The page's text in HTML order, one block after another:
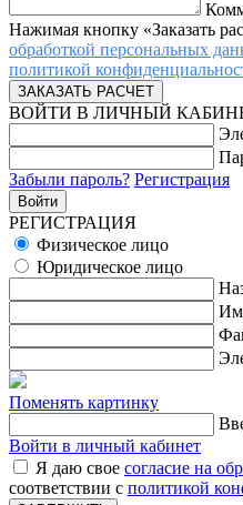
Нажимая кнопку «Заказать
обработкой персональных
политикой
ВОЙТИ В ЛИЧНЫЙ
Забыли пароль? Регистрация
РЕГИСТРАЦИЯ
Физическое лицо
Юридическое лицо
Поменять картинку
Войти в личный кабинет
Я даю свое согласие на
соответствии с политикой